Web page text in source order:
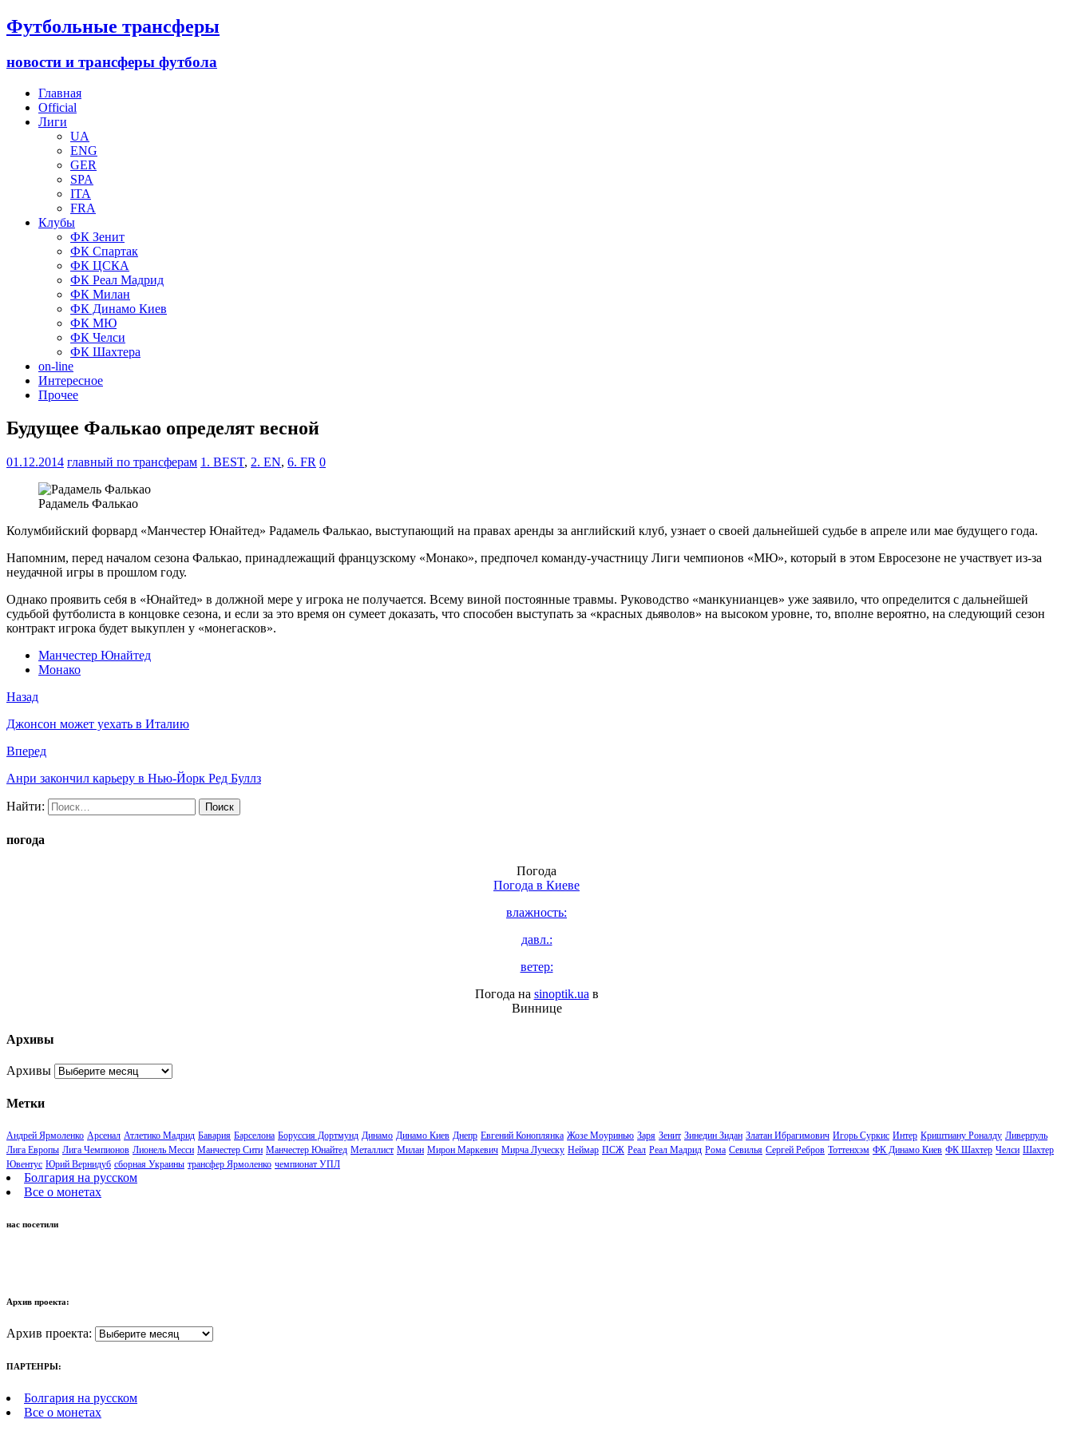
Футбольные трансферы
новости и трансферы футбола
Главная
Official
Лиги
UA
ENG
GER
SPA
ITA
FRA
Клубы
ФК Зенит
ФК Спартак
ФК ЦСКА
ФК Реал Мадрид
ФК Милан
ФК Динамо Киев
ФК МЮ
ФК Челси
ФК Шахтера
on-line
Интересное
Прочее
Будущее Фалькао определят весной
01.12.2014 главный по трансферам 1. BEST, 2. EN, 6. FR 0
Радамель Фалькао
Колумбийский форвард «Манчестер Юнайтед» Радамель Фалькао, выступающий на правах аренды за английский клуб, узнает о своей дальнейшей судьбе в апреле или мае будущего года.
Напомним, перед началом сезона Фалькао, принадлежащий французскому «Монако», предпочел команду-участницу Лиги чемпионов «МЮ», который в этом Евросезоне не участвует из-за
неудачной игры в прошлом году.
Однако проявить себя в «Юнайтед» в должной мере у игрока не получается. Всему виной постоянные травмы. Руководство «манкунианцев» уже заявило, что определится с дальнейшей
судьбой футболиста в концовке сезона, и если за это время он сумеет доказать, что способен выступать за «красных дьяволов» на высоком уровне, то, вполне вероятно, на следующий сезон
контракт игрока будет выкуплен у «монегасков».
Манчестер Юнайтед
Монако
Назад
Джонсон может уехать в Италию
Вперед
Анри закончил карьеру в Нью-Йорк Ред Буллз
Найти:
погода
Погода
Погода в Киеве
влажность:
давл.:
ветер:
Погода на sinoptik.ua в
Виннице
Архивы
Архивы
Метки
Андрей Ярмоленко Арсенал Атлетико Мадрид Бавария Барселона Боруссия Дортмунд Динамо Динамо Киев Днепр Евгений Коноплянка Жозе Моуринью Заря Зенит Зинедин Зидан Златан Ибрагимович Игорь Суркис Интер Криштиану Роналду Ливерпуль
Лига Европы Лига Чемпионов Лионель Месси Манчестер Сити Манчестер Юнайтед Металлист Милан Мирон Маркевич Мирча Луческу Неймар ПСЖ Реал Реал Мадрид Рома Севилья Сергей Ребров Тоттенхэм ФК Динамо Киев ФК Шахтер Челси Шахтер
Ювентус Юрий Вернидуб сборная Украины трансфер Ярмоленко чемпионат УПЛ
Болгария на русском
Все о монетах
нас посетили
Архив проекта:
Архив проекта:
ПАРТЕНРЫ:
Болгария на русском
Все о монетах